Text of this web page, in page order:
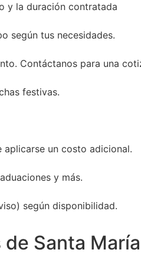
y la duración contratada
según tus necesidades.
Contáctanos para una
festivas.
aplicarse un costo adicional.
y más.
según disponibilidad.
Santa